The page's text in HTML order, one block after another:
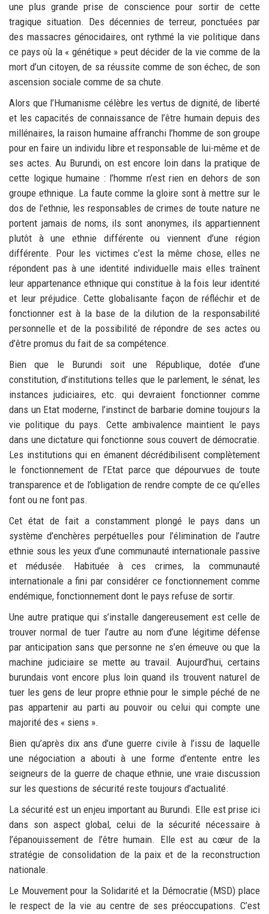
une plus grande prise de conscience pour sortir de cette
tragique situation. Des décennies de terreur, ponctuées par
des massacres génocidaires, ont rythmé la vie politique dans
ce pays où la « génétique » peut décider de la vie comme de la
mort d’un citoyen, de sa réussite comme de son échec, de son
ascension sociale comme de sa chute.
Alors que l’Humanisme célèbre les vertus de dignité, de liberté
et les capacités de connaissance de l’être humain depuis des
millénaires, la raison humaine affranchi l’homme de son groupe
pour en faire un individu libre et responsable de lui-même et de
ses actes. Au Burundi, on est encore loin dans la pratique de
cette logique humaine : l’homme n’est rien en dehors de son
groupe ethnique. La faute comme la gloire sont à mettre sur le
dos de l’ethnie, les responsables de crimes de toute nature ne
portent jamais de noms, ils sont anonymes, ils appartiennent
plutôt à une ethnie différente ou viennent d’une région
différente. Pour les victimes c’est la même chose, elles ne
répondent pas à une identité individuelle mais elles traînent
leur appartenance ethnique qui constitue à la fois leur identité
et leur préjudice. Cette globalisante façon de réfléchir et de
fonctionner est à la base de la dilution de la responsabilité
personnelle et de la possibilité de répondre de ses actes ou
d’être promus du fait de sa compétence.
Bien que le Burundi soit une République, dotée d’une
constitution, d’institutions telles que le parlement, le sénat, les
instances judiciaires, etc. qui devraient fonctionner comme
dans un Etat moderne, l’instinct de barbarie domine toujours la
vie politique du pays. Cette ambivalence maintient le pays
dans une dictature qui fonctionne sous couvert de démocratie.
Les institutions qui en émanent décrédibilisent complètement
le fonctionnement de l’Etat parce que dépourvues de toute
transparence et de l’obligation de rendre compte de ce qu’elles
font ou ne font pas.
Cet état de fait a constamment plongé le pays dans un
système d’enchères perpétuelles pour l’élimination de l’autre
ethnie sous les yeux d’une communauté internationale passive
et médusée. Habituée à ces crimes, la communauté
internationale a fini par considérer ce fonctionnement comme
endémique, fonctionnement dont le pays refuse de sortir.
Une autre pratique qui s’installe dangereusement est celle de
trouver normal de tuer l’autre au nom d’une légitime défense
par anticipation sans que personne ne s’en émeuve ou que la
machine judiciaire se mette au travail. Aujourd’hui, certains
burundais vont encore plus loin quand ils trouvent naturel de
tuer les gens de leur propre ethnie pour le simple péché de ne
pas appartenir au parti au pouvoir ou celui qui compte une
majorité des « siens ».
Bien qu’après dix ans d’une guerre civile à l’issu de laquelle
une négociation a abouti à une forme d’entente entre les
seigneurs de la guerre de chaque ethnie, une vraie discussion
sur les questions de sécurité reste toujours d’actualité.
La sécurité est un enjeu important au Burundi. Elle est prise ici
dans son aspect global, celui de la sécurité nécessaire à
l’épanouissement de l’être humain. Elle est au cœur de la
stratégie de consolidation de la paix et de la reconstruction
nationale.
Le Mouvement pour la Solidarité et la Démocratie (MSD) place
le respect de la vie au centre de ses préoccupations. C’est